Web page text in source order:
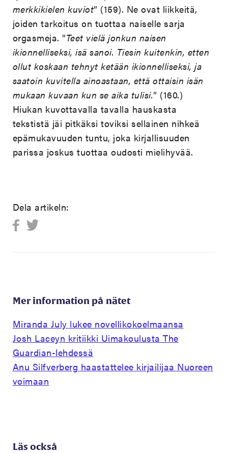
merkkikielen kuviot” (159). Ne ovat liikkeitä,
joiden tarkoitus on tuottaa naiselle sarja
orgasmeja. ”Teet vielä jonkun naisen
ikionnelliseksi, isä sanoi. Tiesin kuitenkin, etten
ollut koskaan tehnyt ketään ikionnelliseksi, ja
saatoin kuvitella ainoastaan, että ottaisin isän
mukaan kuvaan kun se aika tulisi.” (160.)
Hiukan kuvottavalla tavalla hauskasta
tekstistä jäi pitkäksi toviksi sellainen nihkeä
epämukavuuden tuntu, joka kirjallisuuden
parissa joskus tuottaa oudosti mielihyvää.
Dela artikeln:
Mer information på nätet
Miranda July lukee novellikokoelmaansa
Josh Laceyn kritiikki Uimakoulusta The
Guardian-lehdessä
Anu Silfverberg haastattelee kirjailijaa Nuoreen
voimaan
Läs också